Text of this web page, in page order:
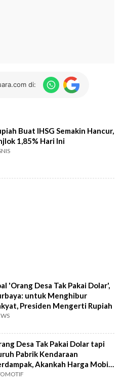
di:
Buat IHSG Semakin Hancur,
1,85% Hari Ini
'Orang Desa Tak Pakai Dolar',
untuk Menghibur
Presiden Mengerti Rupiah
Desa Tak Pakai Dolar tapi
Pabrik Kendaraan
Akankah Harga Mobil